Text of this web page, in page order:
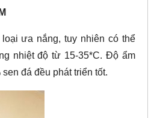
loại ưa nắng, tuy nhiên có thể
nhiệt độ từ 15-35*C. Độ ẩm
đá đều phát triển tốt.